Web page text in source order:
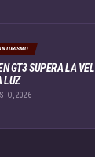
GT3 SUPERA LA
LUZ
2026